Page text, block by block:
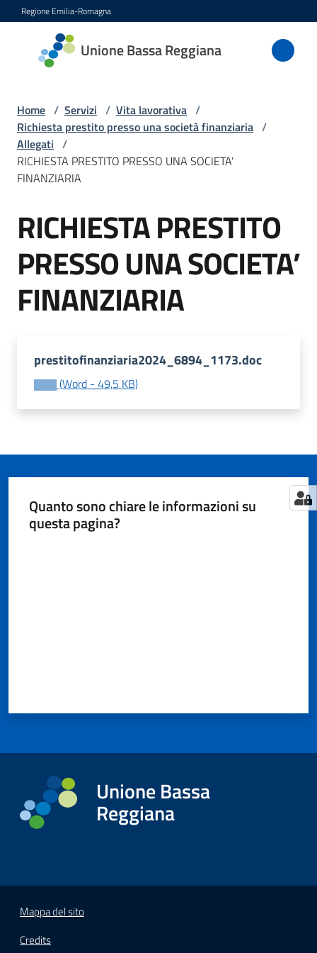
Vai al contenuto
Vai alla navigazione
Vai al footer
Regione Emilia-Romagna
Unione Bassa Reggiana
Unione
Bassa
Amministrazione
Servizi
Vivere
l'Unione
Tutti
argomenti...
Home / Servizi / Vita lavorativa /
Richiesta prestito presso una società finanziaria /
Allegati /
RICHIESTA PRESTITO PRESSO UNA SOCIETA’
FINANZIARIA
RICHIESTA PRESTITO
PRESSO UNA SOCIETA’
FINANZIARIA
prestitofinanziaria2024_6894_1173.doc
(Word - 49,5 KB)
Quanto sono chiare le informazioni su
questa pagina?
Unione Bassa
Reggiana
Mappa del sito
Credits